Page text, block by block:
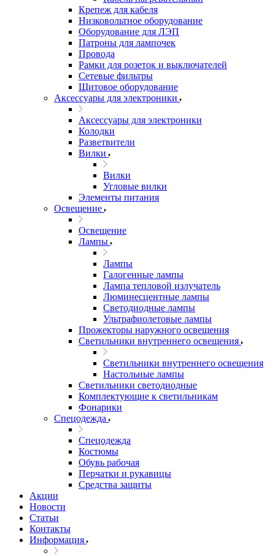
Крепеж для кабеля
Низковольтное оборудование
Оборудование для ЛЭП
Патроны для лампочек
Провода
Рамки для розеток и выключателей
Сетевые фильтры
Щитовое оборудование
Аксессуары для электроники
Аксессуары для электроники
Колодки
Разветвители
Вилки
Вилки
Угловые вилки
Элементы питания
Освещение
Освещение
Лампы
Лампы
Галогенные лампы
Лампа тепловой излучатель
Люминесцентные лампы
Светодиодные лампы
Ультрафиолетовые лампы
Прожекторы наружного освещения
Светильники внутреннего освещения
Светильники внутреннего освещения
Настольные лампы
Светильники светодиодные
Комплектующие к светильникам
Фонарики
Спецодежда
Спецодежда
Костюмы
Обувь рабочая
Перчатки и рукавицы
Средства защиты
Акции
Новости
Статьи
Контакты
Информация